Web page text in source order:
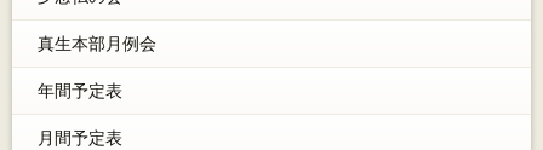
真生本部月例会
年間予定表
月間予定表